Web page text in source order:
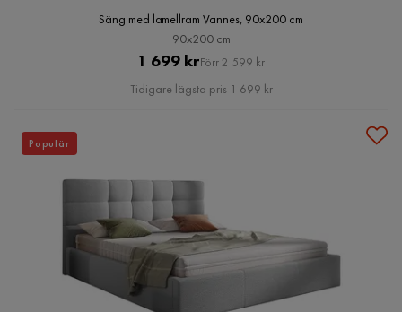
Säng med lamellram Vannes, 90x200 cm
90x200 cm
Pris
1 699 krOriginal
Pris
Förr 2 599 kr
Tidigare lägsta pris 1 699 kr
Populär